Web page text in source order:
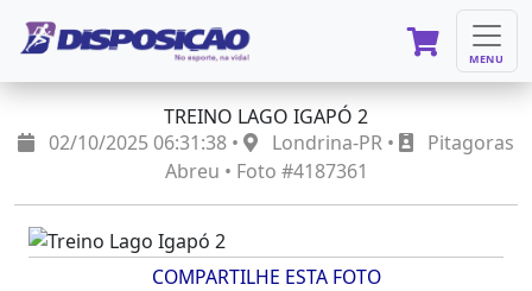
MENU
TREINO LAGO IGAPÓ 2
02/10/2025 06:31:38 •
Londrina-PR •
Pitagoras
Abreu • Foto #4187361
COMPARTILHE ESTA FOTO